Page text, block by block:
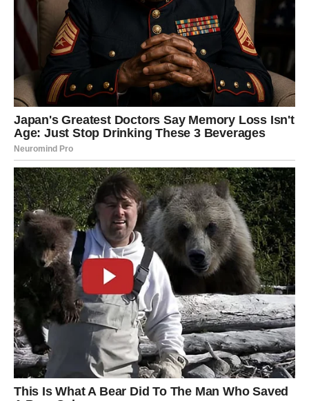
vam da konačno razumijete sve što se dogodilo.
Pred vama je veliko emotivno olakšanje.
Vaga
Vagama se vraća neko ko je tek sada shvatio koliko je
izgubio. Njegove riječi mogle bi vas potpuno iznenaditi i
natjerati da još jednom razmislite o zajedničkoj
budućnosti.
Ako osjećaji i dalje postoje, pred vama je prilika za novi
početak ispunjen više povjerenja i iskrenosti.
Škorpija
Škorpijama dolazi neočekivan susret koji će probuditi
uspomene za koje su vjerovale da su odavno izblijedjele.
Ipak, ovog puta ćete mnogo lakše razlikovati emocije od
nostalgije.